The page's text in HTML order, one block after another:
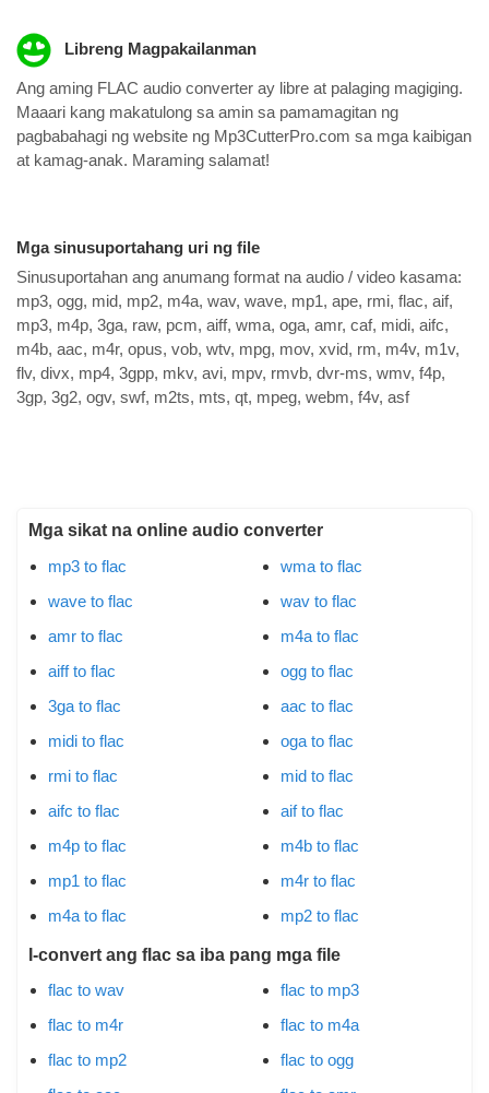
Libreng Magpakailanman
Ang aming FLAC audio converter ay libre at palaging magiging.
Maaari kang makatulong sa amin sa pamamagitan ng
pagbabahagi ng website ng Mp3CutterPro.com sa mga kaibigan
at kamag-anak. Maraming salamat!
Mga sinusuportahang uri ng file
Sinusuportahan ang anumang format na audio / video kasama:
mp3, ogg, mid, mp2, m4a, wav, wave, mp1, ape, rmi, flac, aif,
mp3, m4p, 3ga, raw, pcm, aiff, wma, oga, amr, caf, midi, aifc,
m4b, aac, m4r, opus, vob, wtv, mpg, mov, xvid, rm, m4v, m1v,
flv, divx, mp4, 3gpp, mkv, avi, mpv, rmvb, dvr-ms, wmv, f4p,
3gp, 3g2, ogv, swf, m2ts, mts, qt, mpeg, webm, f4v, asf
Mga sikat na online audio converter
mp3 to flac
wave to flac
amr to flac
aiff to flac
3ga to flac
midi to flac
rmi to flac
aifc to flac
m4p to flac
mp1 to flac
m4a to flac
wma to flac
wav to flac
m4a to flac
ogg to flac
aac to flac
oga to flac
mid to flac
aif to flac
m4b to flac
m4r to flac
mp2 to flac
I-convert ang flac sa iba pang mga file
flac to wav
flac to m4r
flac to mp2
flac to mp3
flac to m4a
flac to ogg